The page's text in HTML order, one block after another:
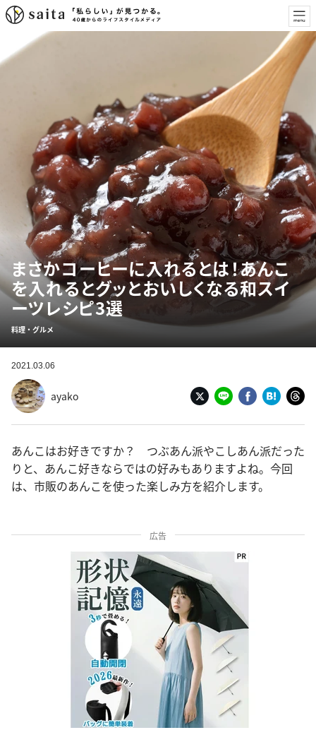
まさかコーヒーに入れるとは！あんこ
を入れるとグッとおいしくなる和スイ
ーツレシピ3選
料理・グルメ
2021.03.06
ayako
あんこはお好きですか？ つぶあん派やこしあん派だった
りと、あんこ好きならではの好みもありますよね。今回
は、市販のあんこを使った楽しみ方を紹介します。
広告